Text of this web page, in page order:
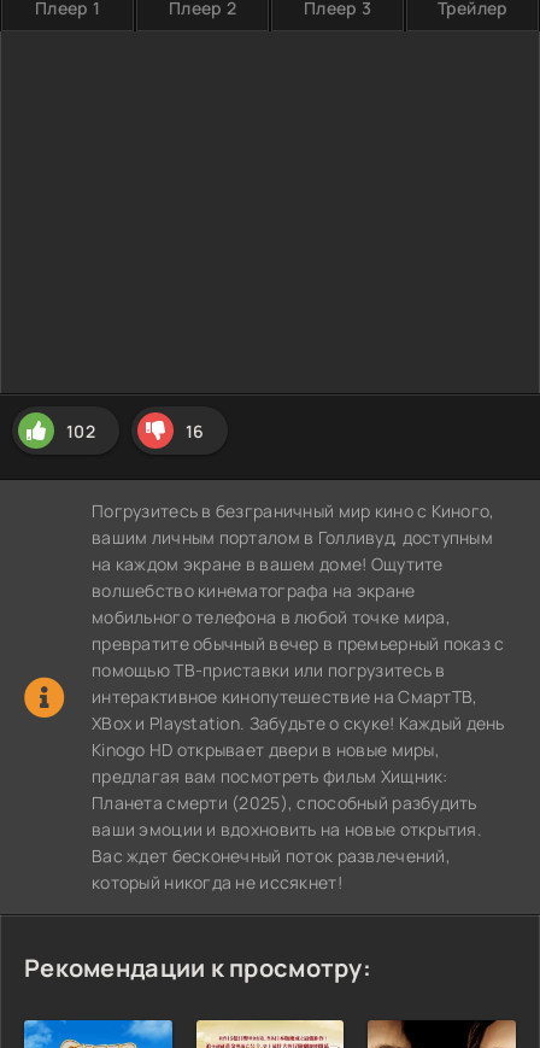
Плеер 1 Плеер 2 Плеер 3 Трейлер
102 16
Погрузитесь в безграничный мир кино с Киного,
вашим личным порталом в Голливуд, доступным
на каждом экране в вашем доме! Ощутите
волшебство кинематографа на экране
мобильного телефона в любой точке мира,
превратите обычный вечер в премьерный показ с
помощью ТВ-приставки или погрузитесь в
интерактивное кинопутешествие на СмартТВ,
XBox и Playstation. Забудьте о скуке! Каждый день
Kinogo HD открывает двери в новые миры,
предлагая вам посмотреть фильм Хищник:
Планета смерти (2025), способный разбудить
ваши эмоции и вдохновить на новые открытия.
Вас ждет бесконечный поток развлечений,
который никогда не иссякнет!
Рекомендации к просмотру: